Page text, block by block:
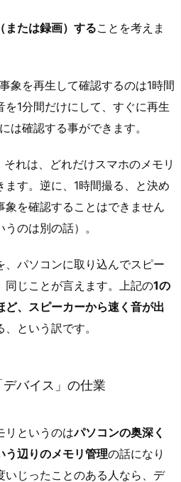
または録画）することを考えま
象を再生して確認するのは1時間
1分間だけにして、すぐに再生
は確認する事ができます。
れは、どれだけスマホのメモリ
す。逆に、1時間撮る、と決め
象を確認することはできません
うのは別の話）。
、パソコンに取り込んでスピー
同じことが言えます。上記の1の
ど、スピーカーから速く音が出
という訳です。
バイス」の仕業
リというのはパソコンの奥深く
う辺りのメモリ管理の話になり
いじったことのある人なら、デ